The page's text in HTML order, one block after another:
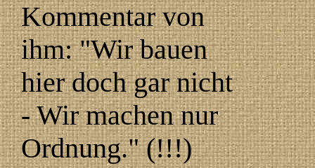
Kommentar von
ihm: "Wir bauen
hier doch gar nicht
- Wir machen nur
Ordnung." (!!!)